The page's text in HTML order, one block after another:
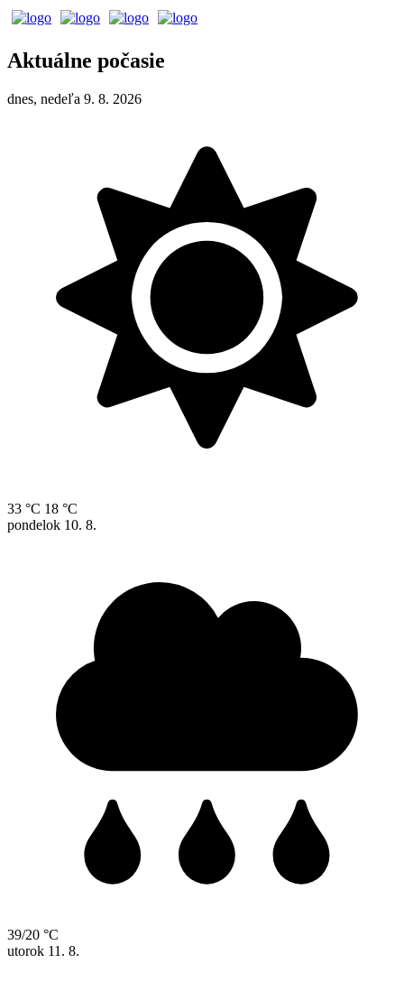
Aktuálne počasie
dnes, nedeľa 9. 8. 2026
33 °C 18 °C
pondelok 10. 8.
39/20 °C
utorok 11. 8.